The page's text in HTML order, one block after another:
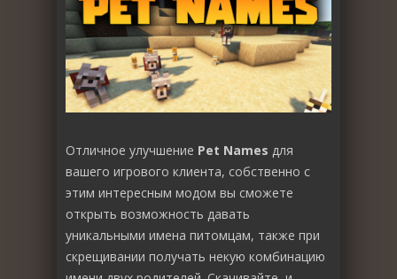
Отличное улучшение Pet Names для
вашего игрового клиента, собственно с
этим интересным модом вы сможете
открыть возможность давать
уникальными имена питомцам, также при
скрещивании получать некую комбинацию